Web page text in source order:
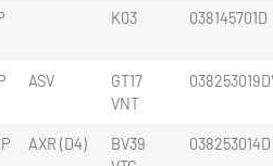
K03 038145701D
ASV
GT17
VNT
AXR (D4)
BV39
038253014D